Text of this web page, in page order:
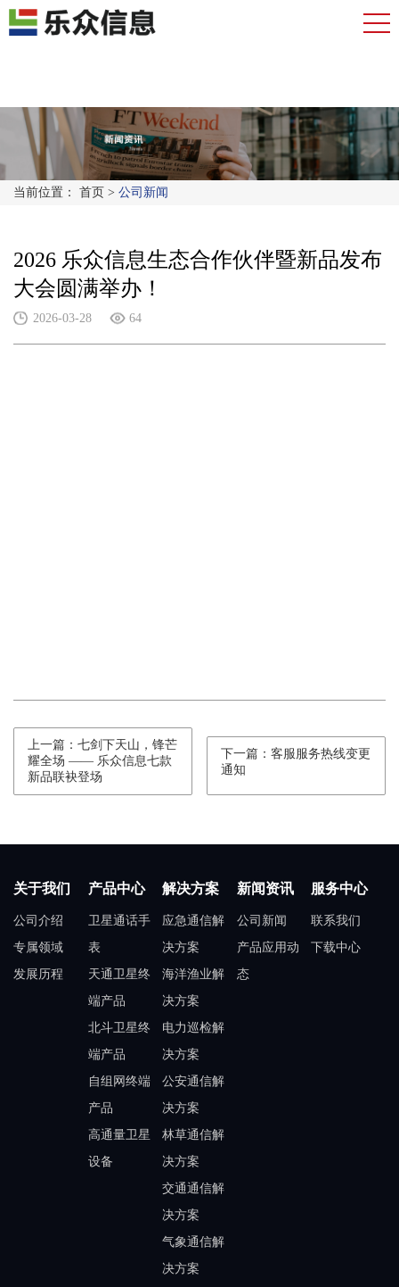
当前位置： 首页 > 公司新闻
2026 乐众信息生态合作伙伴暨新品发布
大会圆满举办！
2026-03-28 64
上一篇：七剑下天山，锋芒
耀全场 —— 乐众信息七款
新品联袂登场
下一篇：客服服务热线变更
通知
关于我们
公司介绍
专属领域
发展历程
产品中心
卫星通话手
表
天通卫星终
端产品
北斗卫星终
端产品
自组网终端
产品
高通量卫星
设备
解决方案
应急通信解
决方案
海洋渔业解
决方案
电力巡检解
决方案
公安通信解
决方案
林草通信解
决方案
交通通信解
决方案
气象通信解
决方案
新闻资讯
公司新闻
产品应用动
态
服务中心
联系我们
下载中心